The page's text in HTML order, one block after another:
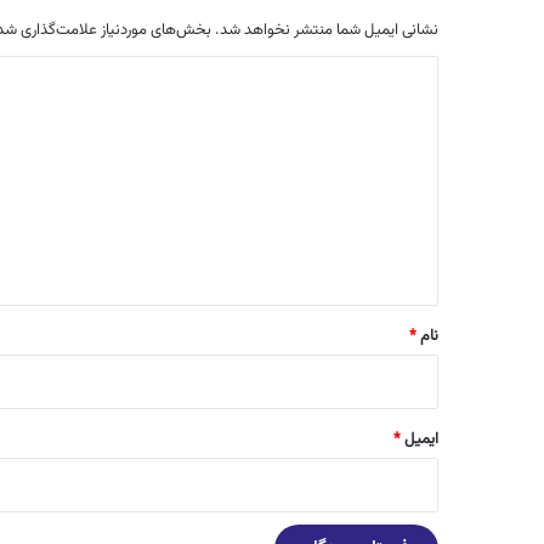
نشانی ایمیل شما منتشر نخواهد شد. بخش‌های موردنیاز علامت‌گذاری
نام*
ایمیل*